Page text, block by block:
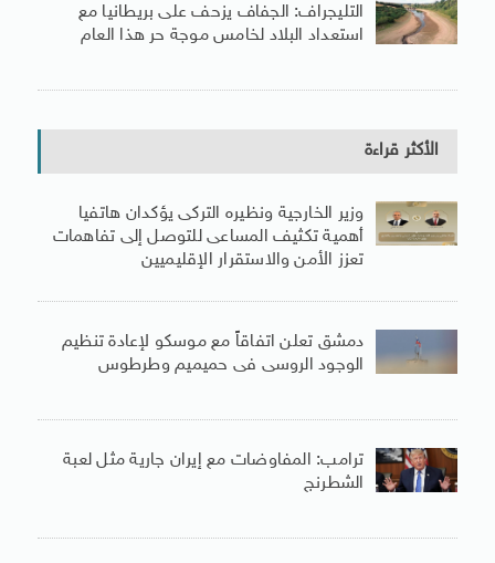
التليجراف: الجفاف يزحف على بريطانيا مع
استعداد البلاد لخامس موجة حر هذا العام
الأكثر قراءة
وزير الخارجية ونظيره التركى يؤكدان هاتفيا
أهمية تكثيف المساعى للتوصل إلى تفاهمات
تعزز الأمن والاستقرار الإقليميين
دمشق تعلن اتفاقاً مع موسكو لإعادة تنظيم
الوجود الروسى فى حميميم وطرطوس
ترامب: المفاوضات مع إيران جارية مثل لعبة
الشطرنج